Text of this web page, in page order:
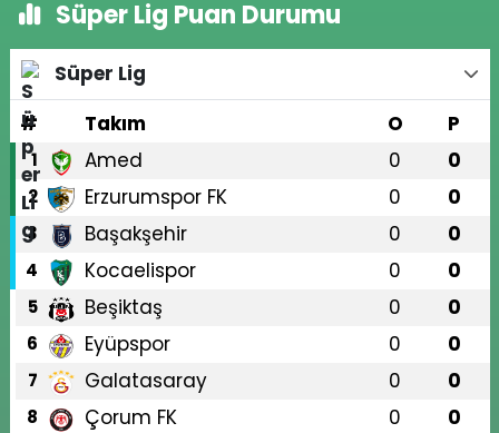
Süper Lig Puan Durumu
Süper Lig
#
Takım O P
1 Amed 0 0
2 Erzurumspor FK 0 0
3 Başakşehir 0 0
4 Kocaelispor 0 0
5 Beşiktaş 0 0
6 Eyüpspor 0 0
7 Galatasaray 0 0
8 Çorum FK 0 0